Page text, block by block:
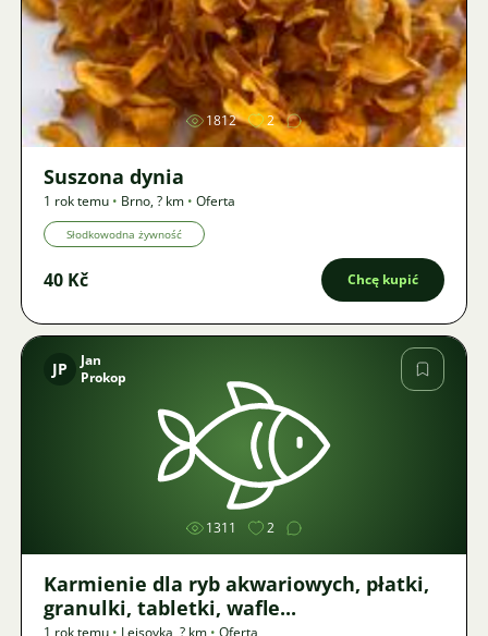
Zdjęcie
1812 2
Suszona dynia
1 rok temu • Brno,? km • Oferta
Słodkowodna żywność
40 Kč Chcę kupić
Zdjęcie
JP
Jan
Prokop
1311 2
Karmienie dla ryb akwariowych, płatki,
granulki, tabletki, wafle...
1 rok temu • Lejsovka ? km • Oferta